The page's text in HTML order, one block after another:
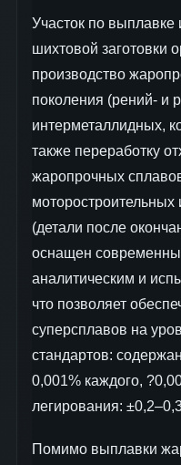
Участок по выплавке
шихтовой заготовки
производство
поколения (рений- и
интерметаллидных,
также переработку
жаропрочных
(детали после
оснащен
аналитическим и
что позволяет
суперсплавов на
стандартов:
0,001% каждого,
легирования:
Помимо выплавки